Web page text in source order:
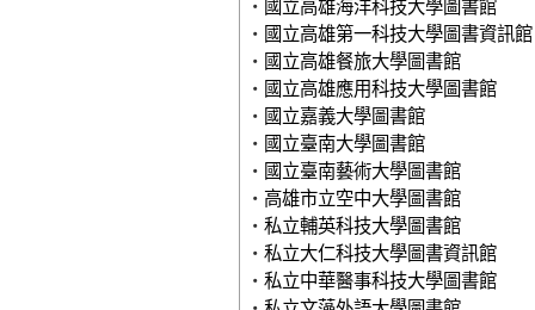
‧ 國立高雄海洋科技大學圖書館
‧ 國立高雄第一科技大學圖書資訊館
‧ 國立高雄餐旅大學圖書館
‧ 國立高雄應用科技大學圖書館
‧ 國立嘉義大學圖書館
‧ 國立臺南大學圖書館
‧ 國立臺南藝術大學圖書館
‧ 高雄市立空中大學圖書館
‧ 私立輔英科技大學圖書館
‧ 私立大仁科技大學圖書資訊館
‧ 私立中華醫事科技大學圖書館